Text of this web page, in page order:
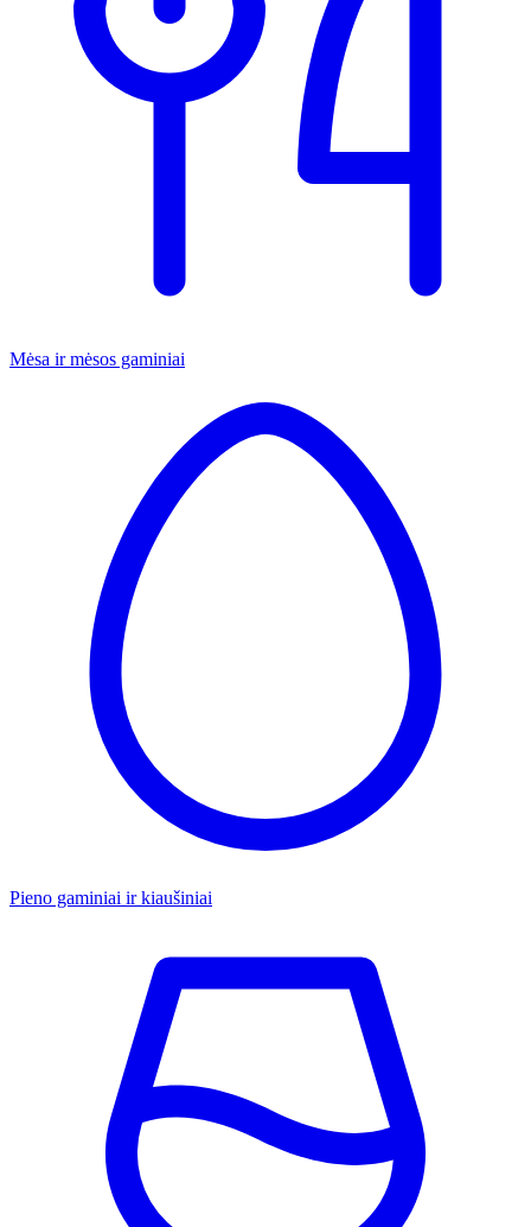
Mėsa ir mėsos gaminiai
Pieno gaminiai ir kiaušiniai